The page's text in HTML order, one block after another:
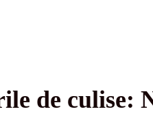
de culise: